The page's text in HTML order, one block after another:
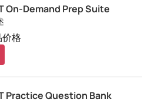
On-Demand Prep Suite
格
Practice Question Bank